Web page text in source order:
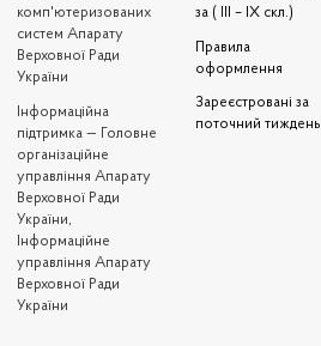
комп'ютеризованих
систем Апарату
Верховної Ради
України
Iнформаційна
підтримка — Головне
організаційне
управління Апарату
Верховної Ради
України,
Інформаційне
управління Апарату
Верховної Ради
України
за ( III – IX скл.)
Правила
оформлення
Зареєстровані за
поточний тиждень